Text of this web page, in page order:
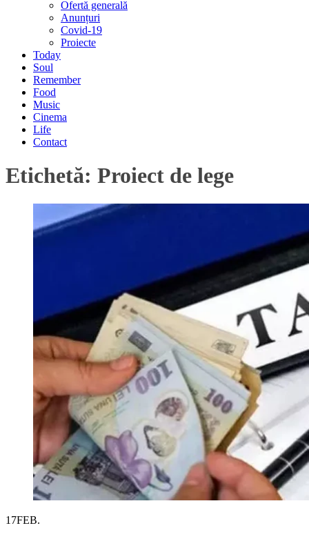
Ofertă generală
Anunțuri
Covid-19
Proiecte
Today
Soul
Remember
Food
Music
Cinema
Life
Contact
Etichetă: Proiect de lege
17FEB.